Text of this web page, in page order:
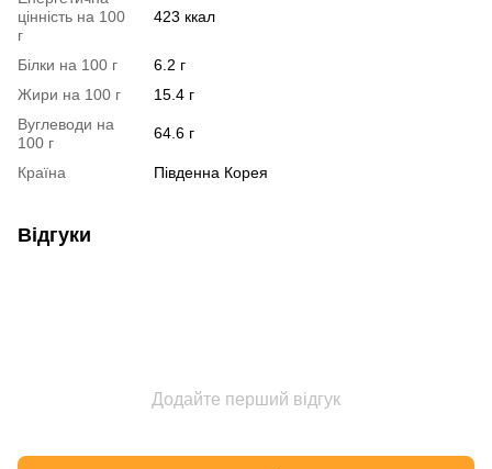
цінність на 100
г
423 ккал
Білки на 100 г
6.2 г
Жири на 100 г
15.4 г
Вуглеводи на
100 г
64.6 г
Країна Південна Корея
Відгуки
Додайте перший відгук